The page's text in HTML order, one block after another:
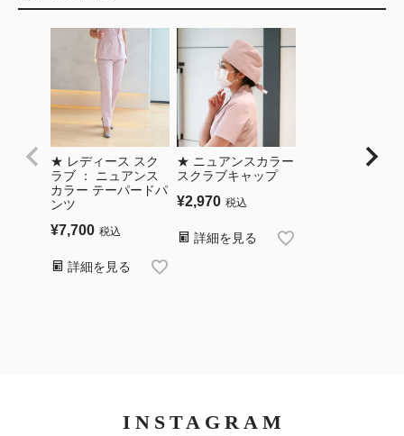
★ レディース スク
ラブ ： ニュアンス
カラー テーパードパ
ンツ
¥7,700 税込
詳細を見る
★ ニュアンスカラー
スクラブキャップ
¥2,970 税込
詳細を見る
INSTAGRAM